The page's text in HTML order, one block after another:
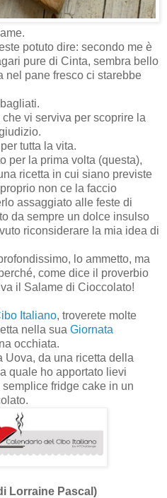
potuto dire: secondo me è
pure di Cinta, sembra bello
nel pane fresco ci starebbe
vi serviva per scoprire la
tutta la vita.
per la prima volta (questa),
ricetta in cui siano previste
non ce la faccio
assaggiato alle feste di
da sempre un dolce insulso
riconsiderare la mia idea di
lo ammetto, ma
come dice il proverbio
il Salame di Cioccolato!
Italiano, troverete molte
nella sua Giornata
occhiata.
Uova, da una ricetta della
quale ho apportato lievi
fridge cake in un
Lorraine Pascal)